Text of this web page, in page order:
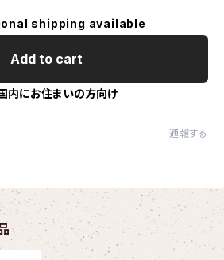
shipping available
Add to cart
内にお住まいの方向け
通報する